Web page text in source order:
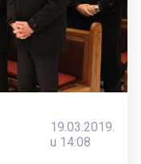
19.03.2019.
u 14:08